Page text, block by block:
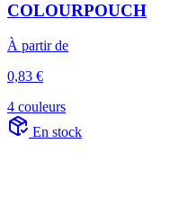
COLOURPOUCH
À partir de
0,83 €
4 couleurs
En stock